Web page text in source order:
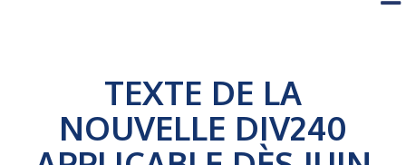
TEXTE DE LA
NOUVELLE DIV240